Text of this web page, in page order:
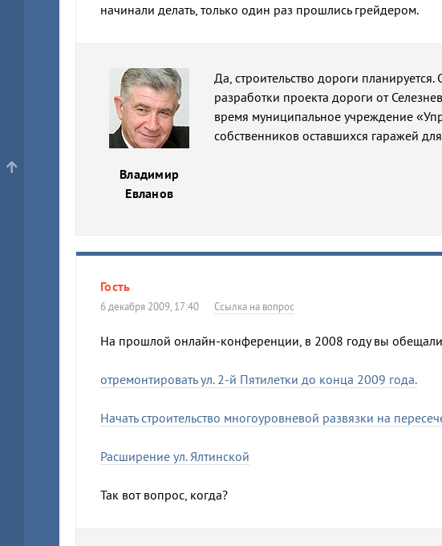
начинали делать, только один раз прошлись грейдером.
Владимир
Евланов
Да, строительство дороги
разработки проекта дороги от
время муниципальное учреждение
собственников оставшихся гаражей
Гость
6 декабря 2009, 17:40 Ссылка на вопрос
На прошлой онлайн-конференции, в 2008 году вы
отремонтировать ул. 2-й Пятилетки до конца 2009 года.
Начать строительство многоуровневой развязки на
Расширение ул. Ялтинской
Так вот вопрос, когда?